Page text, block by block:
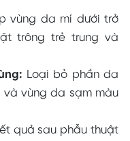
vùng da mí dưới trở
trông trẻ trung và
Loại bỏ phần da
vùng da sạm màu
quả sau phẫu thuật